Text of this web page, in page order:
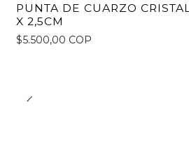
PUNTA DE CUARZO
X 2,5CM
$5.500,00 COP